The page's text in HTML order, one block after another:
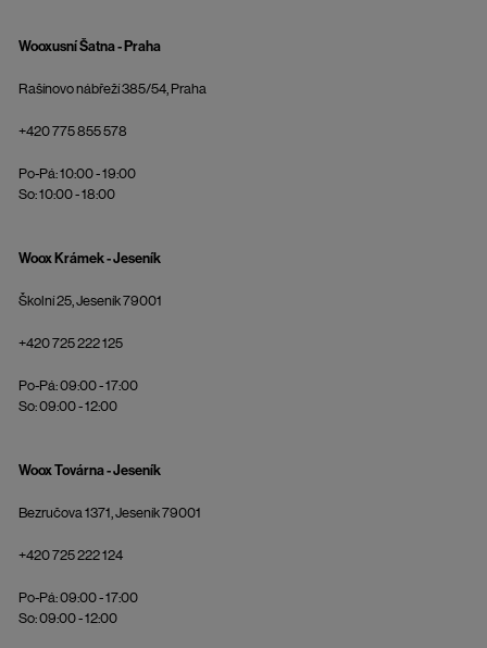
Wooxusní Šatna - Praha
Rašínovo nábřeží 385/54, Praha
+420 775 855 578
Po-Pá: 10:00 - 19:00
So: 10:00 - 18:00
Woox Krámek - Jeseník
Školní 25, Jeseník 79001
+420 725 222 125
Po-Pá: 09:00 - 17:00
So: 09:00 - 12:00
Woox Továrna - Jeseník
Bezručova 1371, Jeseník 79001
+420 725 222 124
Po-Pá: 09:00 - 17:00
So: 09:00 - 12:00